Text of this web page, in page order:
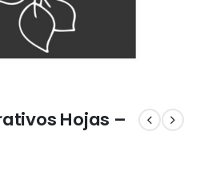
Hojas –